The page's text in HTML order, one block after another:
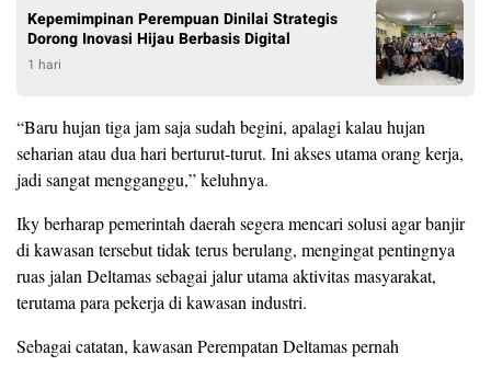
Kepemimpinan Perempuan Dinilai Strategis
Dorong Inovasi Hijau Berbasis Digital
1 hari
“Baru hujan tiga jam saja sudah begini, apalagi kalau hujan
seharian atau dua hari berturut-turut. Ini akses utama orang kerja,
jadi sangat mengganggu,” keluhnya.
Iky berharap pemerintah daerah segera mencari solusi agar banjir
di kawasan tersebut tidak terus berulang, mengingat pentingnya
ruas jalan Deltamas sebagai jalur utama aktivitas masyarakat,
terutama para pekerja di kawasan industri.
Sebagai catatan, kawasan Perempatan Deltamas pernah